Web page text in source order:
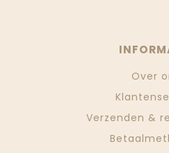
Over
Verzenden &